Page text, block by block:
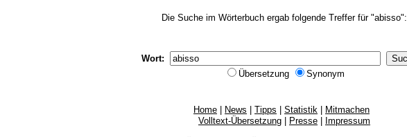
Die Suche im Wörterbuch ergab folgende Treffer für "abisso":
Wort:
Übersetzung
Synonym
Home News Tipps Statistik
Mitmachen
Volltext-Übersetzung
Presse Impressum